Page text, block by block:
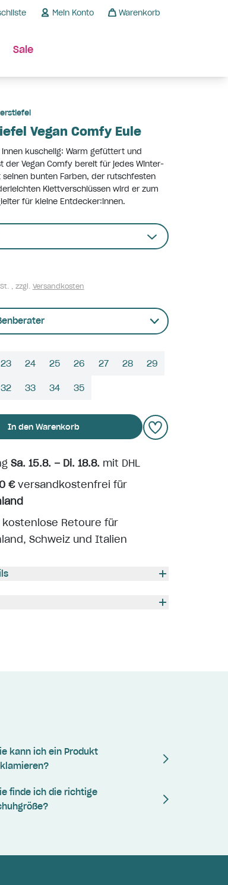
Mein Konto Warenkorb
Sale
Vegan Comfy Eule
kuschelig: Warm gefüttert und
der Vegan Comfy bereit für jedes Winter-
seinen bunten Farben, der rutschfesten
Klettverschlüssen wird er zum
für kleine Entdecker:innen.
, zzgl. Versandkosten
23 24 25 26 27 28 29
32 33 34 35
In den Warenkorb
Sa. 15.8. – Di. 18.8.mit DHL
€versandkostenfrei für
kostenlose Retoure für
Schweiz und Italien
kann ich ein Produkt
finde ich die richtige